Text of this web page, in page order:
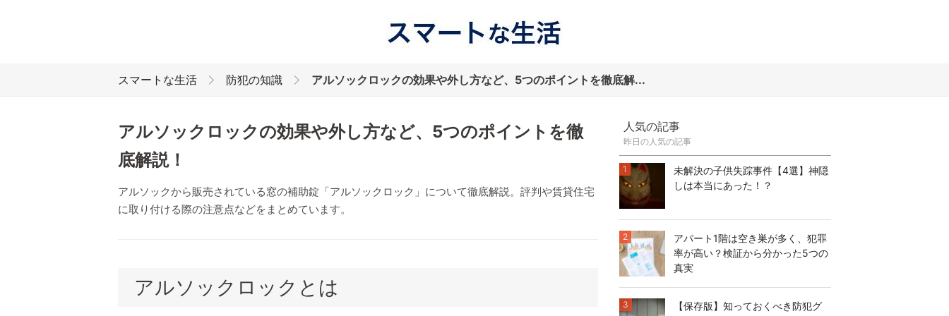
スマートな生活 防犯の知識 アルソックロックの効果や外し方など、5つのポイントを徹底解...
アルソックロックの効果や外し方など、5つのポイントを徹
底解説！
アルソックから販売されている窓の補助錠「アルソックロック」について徹底解説。評判や賃貸住宅
に取り付ける際の注意点などをまとめています。
アルソックロックとは
人気の記事
昨日の人気の記事
未解決の子供失踪事件【4選】神隠
しは本当にあった！？
1
アパート1階は空き巣が多く、犯罪
率が高い？検証から分かった5つの
真実
2
【保存版】知っておくべき防犯グ
3